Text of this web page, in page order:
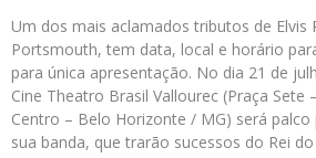
Um dos mais aclamados tributos de Elvis
Portsmouth, tem data, local e horário
para única apresentação. No dia 21 de
Cine Theatro Brasil Vallourec (Praça Sete
Centro – Belo Horizonte / MG) será
sua banda, que trarão sucessos do Rei do